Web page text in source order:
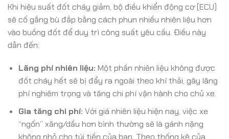
Khi hiệu suất đốt cháy giảm, bộ điều khiển động cơ (ECU)
sẽ cố gắng bù đắp bằng cách phun nhiều nhiên liệu hơn
vào buồng đốt để duy trì công suất yêu cầu. Điều này
dẫn đến:
Lãng phí nhiên liệu: Một phần nhiên liệu không được
đốt cháy hết sẽ bị đẩy ra ngoài theo khí thải, gây lãng
phí nghiêm trọng và tăng chi phí vận hành cho chủ xe.
Gia tăng chi phí: Với giá nhiên liệu hiện nay, việc xe
“ngốn” xăng/dầu hơn bình thường sẽ là gánh nặng
không nhỏ cho túi tiền của bạn. Theo thống kê của